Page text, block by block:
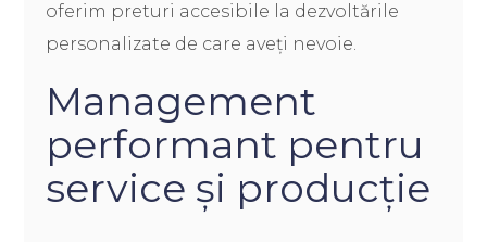
oferim preturi accesibile la dezvoltările
personalizate de care aveți nevoie.
Management
performant pentru
service și producție